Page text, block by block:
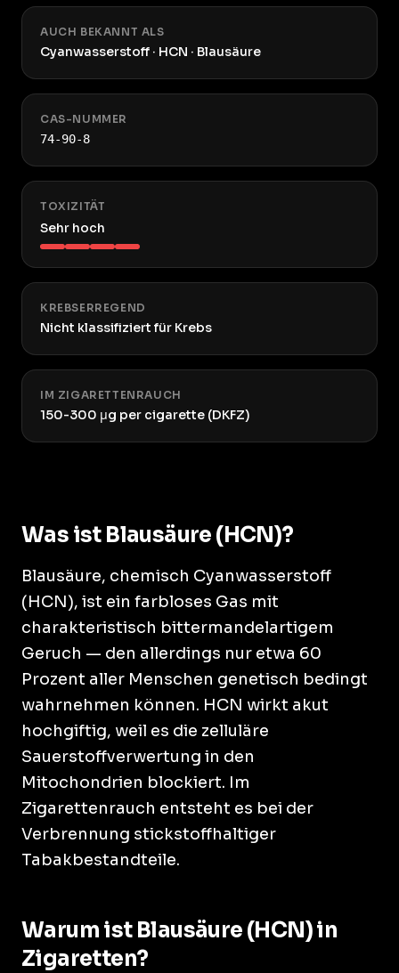
AUCH BEKANNT ALS
Cyanwasserstoff · HCN · Blausäure
CAS-NUMMER
74-90-8
TOXIZITÄT
Sehr hoch
KREBSERREGEND
Nicht klassifiziert für Krebs
IM ZIGARETTENRAUCH
150-300 μg per cigarette (DKFZ)
Was ist Blausäure (HCN)?
Blausäure, chemisch Cyanwasserstoff
(HCN), ist ein farbloses Gas mit
charakteristisch bittermandelartigem
Geruch — den allerdings nur etwa 60
Prozent aller Menschen genetisch bedingt
wahrnehmen können. HCN wirkt akut
hochgiftig, weil es die zelluläre
Sauerstoffverwertung in den
Mitochondrien blockiert. Im
Zigarettenrauch entsteht es bei der
Verbrennung stickstoffhaltiger
Tabakbestandteile.
Warum ist Blausäure (HCN) in
Zigaretten?